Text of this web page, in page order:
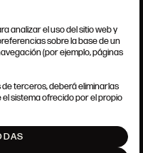
analizar el uso del sitio web y
sobre la base de un
(por ejemplo, páginas
terceros, deberá eliminarlas
sistema ofrecido por el propio